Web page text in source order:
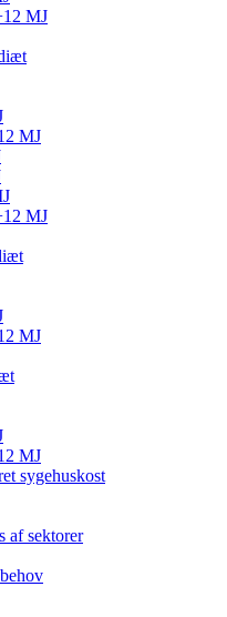
MJ
MJ
MJ
MJ
MJ
sygehuskost
af sektorer